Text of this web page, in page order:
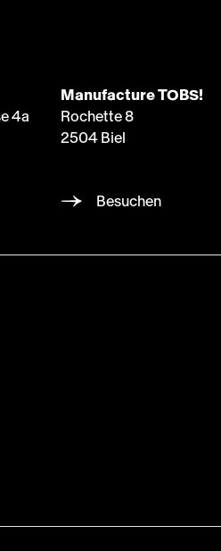
4a
Manufacture TOBS!
Rochette 8
2504 Biel
Besuchen